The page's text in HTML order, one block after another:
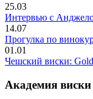
25.03
Интервью с
14.07
Прогулка по
01.01
Чешский виски:
Академия виски